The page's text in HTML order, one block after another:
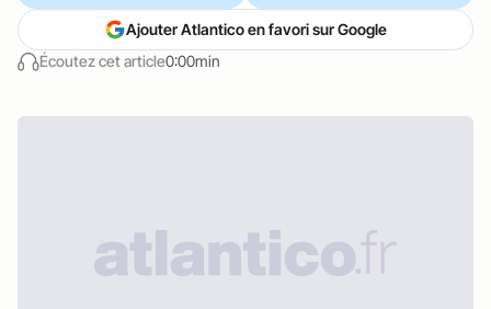
Écoutez cet article0:00min
Ajouter Atlantico en favori sur Google